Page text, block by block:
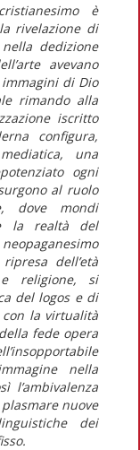
è
rivelazione di
dedizione
avevano
di Dio
rimando alla
iscritto
configura,
una
ogni
al ruolo
dove mondi
la realtà del
dell’età
religione, si
del logos e di
con la virtualità
fede opera
nella
l’ambivalenza
nuove
dei